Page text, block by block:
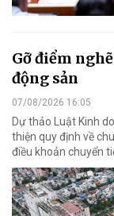
Gỡ điểm
động sản
07/08/2026 16:05
Dự thảo Luật Kinh
thiện quy định về
điều khoản chuyển